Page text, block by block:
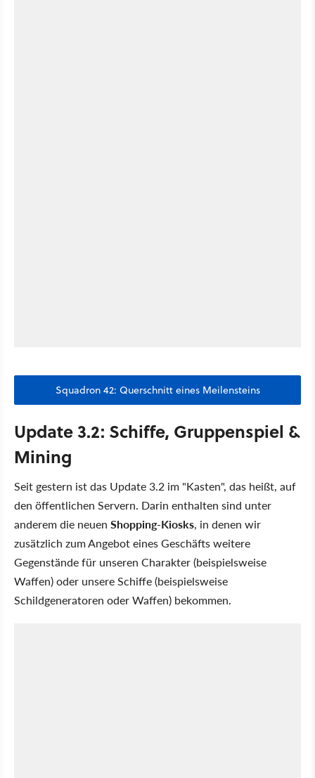
Squadron 42: Querschnitt eines Meilensteins
Update 3.2: Schiffe, Gruppenspiel &
Mining
Seit gestern ist das Update 3.2 im "Kasten", das heißt, auf
den öffentlichen Servern. Darin enthalten sind unter
anderem die neuen Shopping-Kiosks, in denen wir
zusätzlich zum Angebot eines Geschäfts weitere
Gegenstände für unseren Charakter (beispielsweise
Waffen) oder unsere Schiffe (beispielsweise
Schildgeneratoren oder Waffen) bekommen.